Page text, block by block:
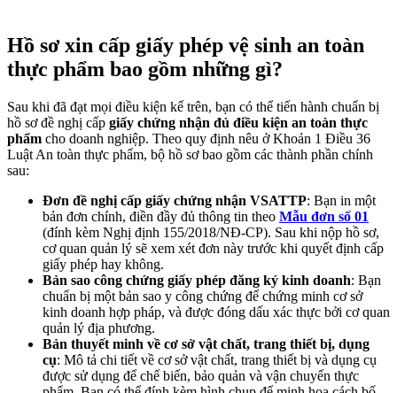
Hồ sơ xin cấp giấy phép vệ sinh an toàn
thực phẩm bao gồm những gì?
Sau khi đã đạt mọi điều kiện kể trên, bạn có thể tiến hành chuẩn bị
hồ sơ đề nghị cấp giấy chứng nhận đủ điều kiện an toàn thực
phẩm cho doanh nghiệp. Theo quy định nêu ở Khoản 1 Điều 36
Luật An toàn thực phẩm, bộ hồ sơ bao gồm các thành phần chính
sau:
Đơn đề nghị cấp giấy chứng nhận VSATTP: Bạn in một
bản đơn chính, điền đầy đủ thông tin theo Mẫu đơn số 01
(đính kèm Nghị định 155/2018/NĐ-CP). Sau khi nộp hồ sơ,
cơ quan quản lý sẽ xem xét đơn này trước khi quyết định cấp
giấy phép hay không.
Bản sao công chứng giấy phép đăng ký kinh doanh: Bạn
chuẩn bị một bản sao y công chứng để chứng minh cơ sở
kinh doanh hợp pháp, và được đóng dấu xác thực bởi cơ quan
quản lý địa phương.
Bản thuyết minh về cơ sở vật chất, trang thiết bị, dụng
cụ: Mô tả chi tiết về cơ sở vật chất, trang thiết bị và dụng cụ
được sử dụng để chế biến, bảo quản và vận chuyển thực